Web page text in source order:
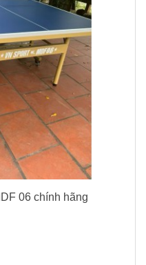
06 chính hãng